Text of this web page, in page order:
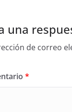
una
de correo
*